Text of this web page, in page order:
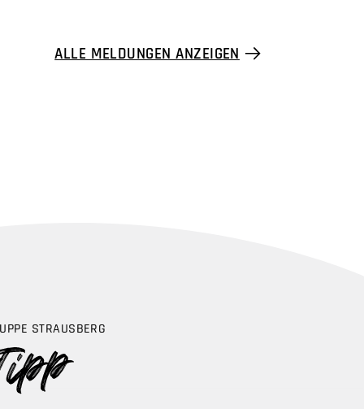
ALLE MELDUNGEN ANZEIGEN
STRAUSBERG